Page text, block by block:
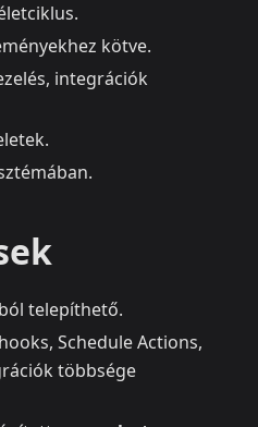
kötve.
integrációk
telepíthető.
Schedule Actions,
többsége